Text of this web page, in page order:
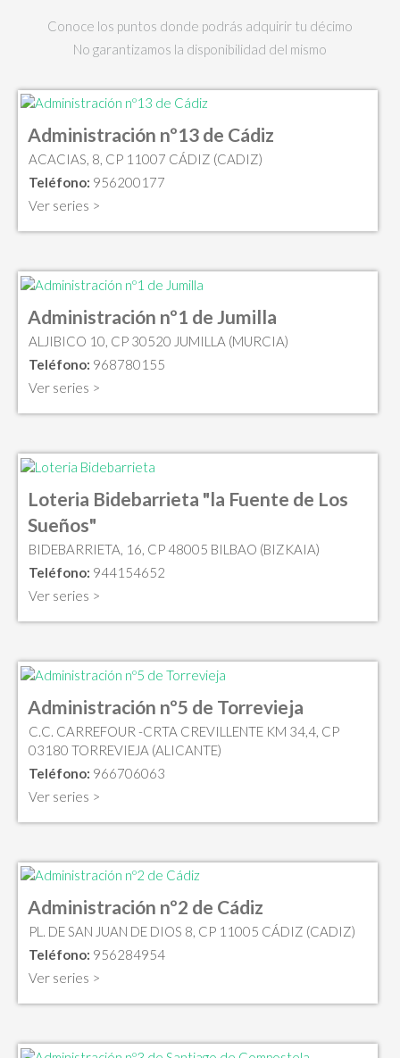
Conoce los puntos donde podrás adquirir tu décimo
No garantizamos la disponibilidad del mismo
Administración nº13 de Cádiz
ACACIAS, 8, CP 11007 CÁDIZ (CADIZ)
Teléfono: 956200177
Ver series >
Administración nº1 de Jumilla
ALJIBICO 10, CP 30520 JUMILLA (MURCIA)
Teléfono: 968780155
Ver series >
Loteria Bidebarrieta "la Fuente de Los
Sueños"
BIDEBARRIETA, 16, CP 48005 BILBAO (BIZKAIA)
Teléfono: 944154652
Ver series >
Administración nº5 de Torrevieja
C.C. CARREFOUR -CRTA CREVILLENTE KM 34,4, CP
03180 TORREVIEJA (ALICANTE)
Teléfono: 966706063
Ver series >
Administración nº2 de Cádiz
PL. DE SAN JUAN DE DIOS 8, CP 11005 CÁDIZ (CADIZ)
Teléfono: 956284954
Ver series >